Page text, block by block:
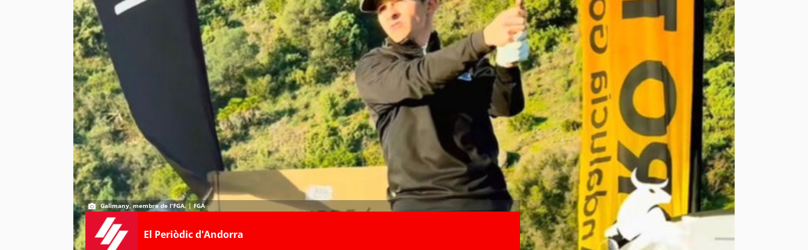
Galimany, membre de l'FGA. | FGA
El Periòdic d'Andorra